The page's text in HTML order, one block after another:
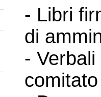
- Libri
di
-